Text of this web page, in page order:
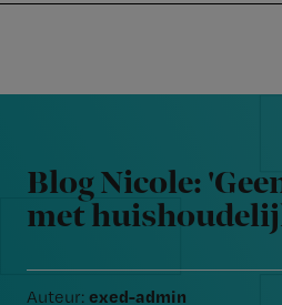
navigation
content
Nursing
Blog Nicole:
met
Auteur: exed-admin